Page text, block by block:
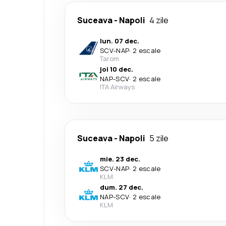
Suceava- Napoli 4 zile
lun. 07 dec.
SCV-NAP· 2 escale
Tarom
joi 10 dec.
NAP-SCV· 2 escale
ITA Airways
Suceava- Napoli 5 zile
mie. 23 dec.
SCV-NAP· 2 escale
KLM
dum. 27 dec.
NAP-SCV· 2 escale
KLM